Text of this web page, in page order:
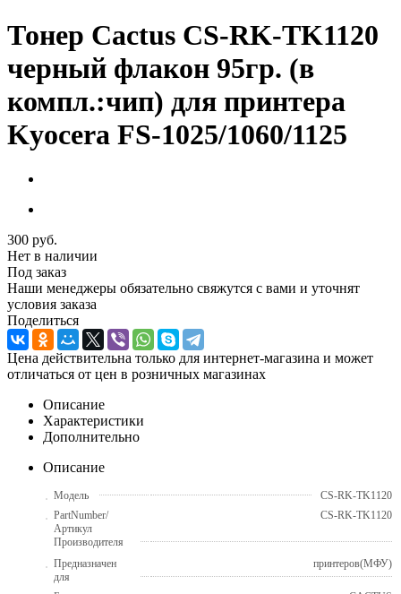
Тонер Cactus CS-RK-TK1120
черный флакон 95гр. (в
компл.:чип) для принтера
Kyocera FS-1025/1060/1125
300 руб.
Нет в наличии
Под заказ
Наши менеджеры обязательно свяжутся с вами и уточнят
условия заказа
Поделиться
Цена действительна только для интернет-магазина и может
отличаться от цен в розничных магазинах
Описание
Характеристики
Дополнительно
Описание
Модель
CS-RK-TK1120
PartNumber/
Артикул
Производителя
CS-RK-TK1120
Предназначен
для
принтеров(МФУ)